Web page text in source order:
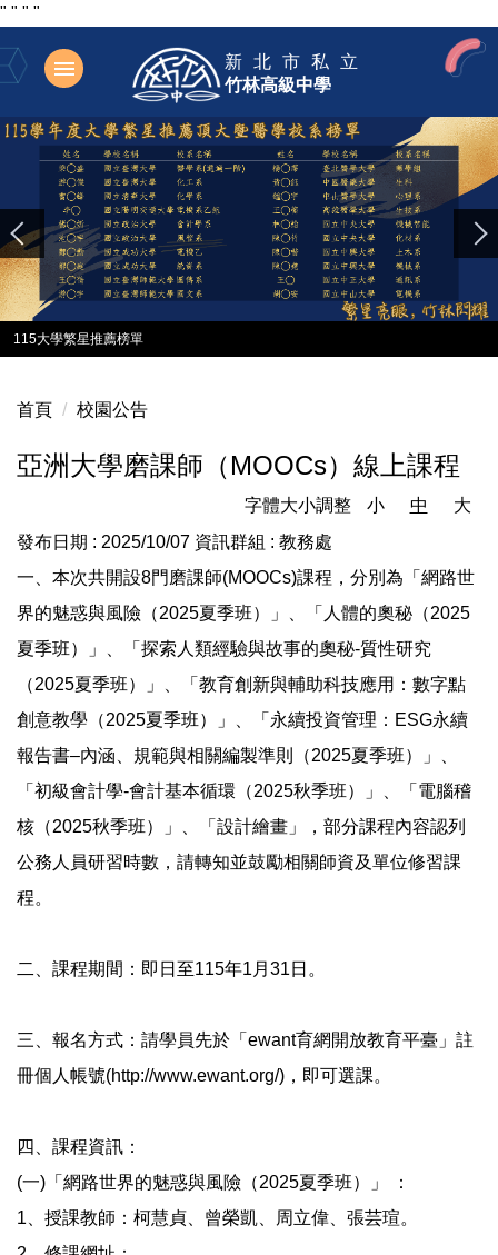
" " " "
跳
到
要
新北市私立
竹林高級中學
115大學繁星推薦榜單
首頁 校園公告
亞洲大學磨課師（MOOCs）線上課程
字體大小調整 小 中
大
發布日期 : 2025/10/07 資訊群組 : 教務處
一、本次共開設8門磨課師(MOOCs)課程，分別為「網路世
界的魅惑與風險（2025夏季班）」、「人體的奧秘（2025
夏季班）」、「探索人類經驗與故事的奧秘-質性研究
（2025夏季班）」、「教育創新與輔助科技應用：數字點
創意教學（2025夏季班）」、「永續投資管理：ESG永續
報告書–內涵、規範與相關編製準則（2025夏季班）」、
「初級會計學-會計基本循環（2025秋季班）」、「電腦稽
核（2025秋季班）」、「設計繪畫」，部分課程內容認列
公務人員研習時數，請轉知並鼓勵相關師資及單位修習課
程。
二、課程期間：即日至115年1月31日。
三、報名方式：請學員先於「ewant育網開放教育平臺」註
冊個人帳號(http://www.ewant.org/)，即可選課。
四、課程資訊：
(一)「網路世界的魅惑與風險（2025夏季班）」 ：
1、授課教師：柯慧貞、曾榮凱、周立偉、張芸瑄。